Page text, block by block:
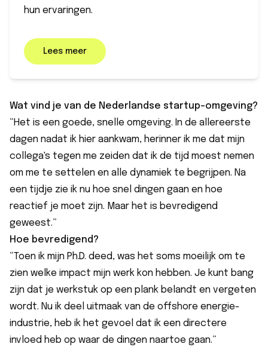
hun ervaringen.
Lees meer
Wat vind je van de Nederlandse startup-omgeving?
“Het is een goede, snelle omgeving. In de allereerste
dagen nadat ik hier aankwam, herinner ik me dat mijn
collega's tegen me zeiden dat ik de tijd moest nemen
om me te settelen en alle dynamiek te begrijpen. Na
een tijdje zie ik nu hoe snel dingen gaan en hoe
reactief je moet zijn. Maar het is bevredigend
geweest.”
Hoe bevredigend?
“Toen ik mijn Ph.D. deed, was het soms moeilijk om te
zien welke impact mijn werk kon hebben. Je kunt bang
zijn dat je werkstuk op een plank belandt en vergeten
wordt. Nu ik deel uitmaak van de offshore energie-
industrie, heb ik het gevoel dat ik een directere
invloed heb op waar de dingen naartoe gaan.”